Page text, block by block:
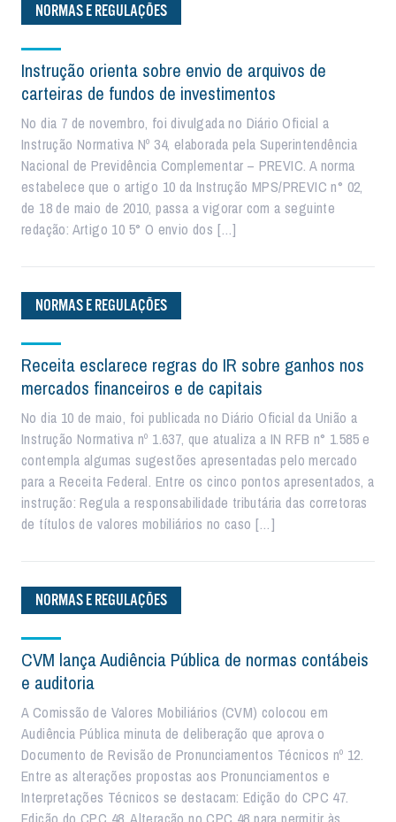
NORMAS E REGULAÇÕES
Instrução orienta sobre envio de arquivos de
carteiras de fundos de investimentos
No dia 7 de novembro, foi divulgada no Diário Oficial a
Instrução Normativa Nº 34, elaborada pela Superintendência
Nacional de Previdência Complementar – PREVIC. A norma
estabelece que o artigo 10 da Instrução MPS/PREVIC n° 02,
de 18 de maio de 2010, passa a vigorar com a seguinte
redação: Artigo 10 5° O envio dos […]
NORMAS E REGULAÇÕES
Receita esclarece regras do IR sobre ganhos nos
mercados financeiros e de capitais
No dia 10 de maio, foi publicada no Diário Oficial da União a
Instrução Normativa nº 1.637, que atualiza a IN RFB n° 1.585 e
contempla algumas sugestões apresentadas pelo mercado
para a Receita Federal. Entre os cinco pontos apresentados, a
instrução: Regula a responsabilidade tributária das corretoras
de títulos de valores mobiliários no caso […]
NORMAS E REGULAÇÕES
CVM lança Audiência Pública de normas contábeis
e auditoria
A Comissão de Valores Mobiliários (CVM) colocou em
Audiência Pública minuta de deliberação que aprova o
Documento de Revisão de Pronunciamentos Técnicos nº 12.
Entre as alterações propostas aos Pronunciamentos e
Interpretações Técnicos se destacam: Edição do CPC 47.